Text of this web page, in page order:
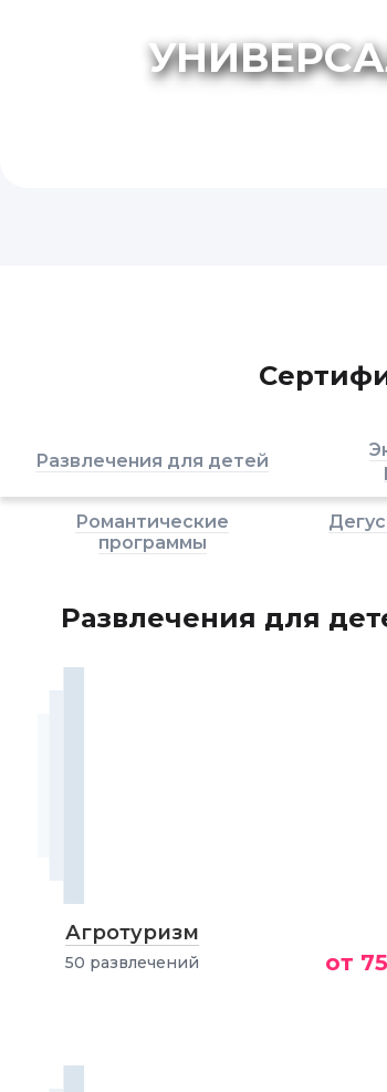
Развлечения для детей
Романтические
программы
Развлечения для
Агротуризм
50 развлечений от